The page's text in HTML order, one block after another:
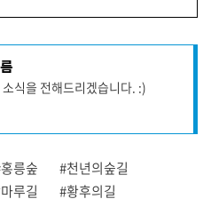
식을 전해드리겠습니다. :)
릉숲
#천년의숲길
루길
#황후의길